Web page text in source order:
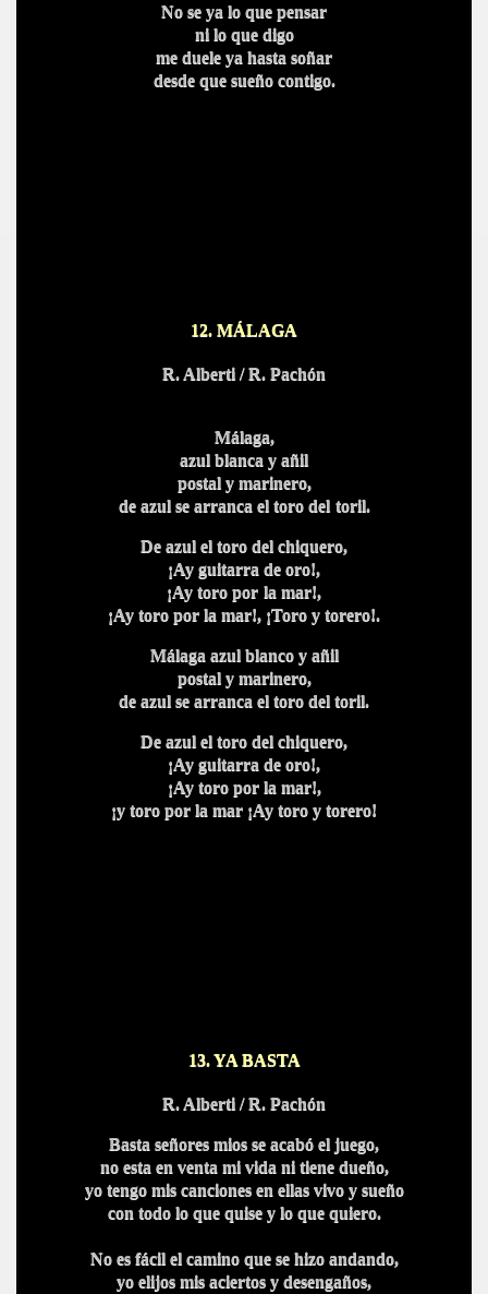
No se ya lo que pensar
ni lo que digo
me duele ya hasta soñar
desde que sueño contigo.
12. MÁLAGA
R. Alberti / R. Pachón
Málaga,
azul blanca y añil
postal y marinero,
de azul se arranca el toro del toril.
De azul el toro del chiquero,
¡Ay guitarra de oro!,
¡Ay toro por la mar!,
¡Ay toro por la mar!, ¡Toro y torero!.
Málaga azul blanco y añil
postal y marinero,
de azul se arranca el toro del toril.
De azul el toro del chiquero,
¡Ay guitarra de oro!,
¡Ay toro por la mar!,
¡y toro por la mar ¡Ay toro y torero!
13. YA BASTA
R. Alberti / R. Pachón
Basta señores mios se acabó el juego,
no esta en venta mi vida ni tiene dueño,
yo tengo mis canciones en ellas vivo y sueño
con todo lo que quise y lo que quiero.
No es fácil el camino que se hizo andando,
yo elijos mis aciertos y desengaños,